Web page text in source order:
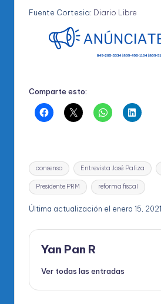
Fuente Cortesia: Diario Libre
Comparte esto:
Etiquetas:
consenso Entrevista José Paliza
Presidente PRM reforma fiscal
Última actualización el enero 15, 2021
Yan Pan R
Ver todas las entradas